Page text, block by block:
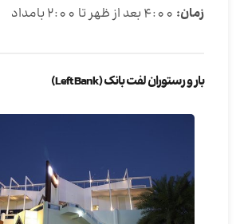
زمان:
بار و رستوران لفت بانک (Left Bank)